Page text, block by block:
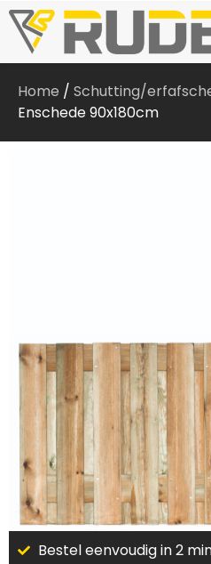
Home / Schutting/
Enschede 90x180cm
Bestel eenvoudig in 2